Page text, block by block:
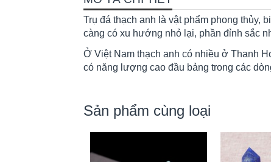
Trụ đá thạch anh là vật phẩm phong thủy,
càng có xu hướng nhỏ lại, phần đỉnh sắc
Ở Việt Nam thạch anh có nhiều ở Thanh
có năng lượng cao đầu bảng trong các
Sản phẩm cùng loại